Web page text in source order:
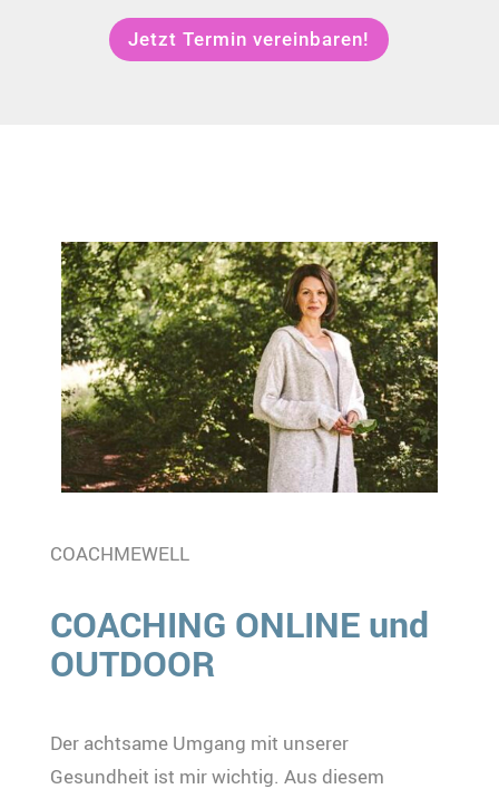
Jetzt Termin vereinbaren!
COACHMEWELL
COACHING ONLINE und
OUTDOOR
Der achtsame Umgang mit unserer
Gesundheit ist mir wichtig. Aus diesem